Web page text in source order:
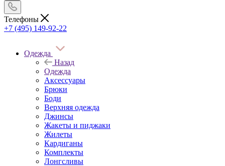
Телефоны
+7 (495) 149-92-22
Одежда
Назад
Одежда
Аксессуары
Брюки
Боди
Верхняя одежда
Джинсы
Жакеты и пиджаки
Жилеты
Кардиганы
Комплекты
Лонгсливы